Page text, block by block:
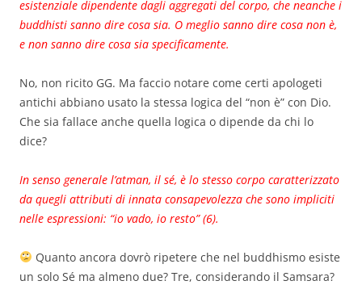
esistenziale dipendente dagli aggregati del corpo, che neanche i
buddhisti sanno dire cosa sia. O meglio sanno dire cosa non è,
e non sanno dire cosa sia specificamente.
No, non ricito GG. Ma faccio notare come certi apologeti
antichi abbiano usato la stessa logica del “non è” con Dio.
Che sia fallace anche quella logica o dipende da chi lo
dice?
In senso generale l’atman, il sé, è lo stesso corpo caratterizzato
da quegli attributi di innata consapevolezza che sono impliciti
nelle espressioni: “io vado, io resto” (6).
Quanto ancora dovrò ripetere che nel buddhismo esiste
un solo Sé ma almeno due? Tre, considerando il Samsara?